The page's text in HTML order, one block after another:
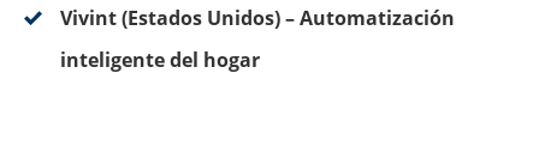
Vivint (Estados Unidos) – Automatización
inteligente del hogar